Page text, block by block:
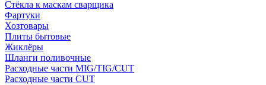
Стёкла к маскам сварщика
Фартуки
Хозтовары
Плиты бытовые
Жиклёры
Шланги поливочные
Расходные части MIG/TIG/CUT
Расходные части CUT